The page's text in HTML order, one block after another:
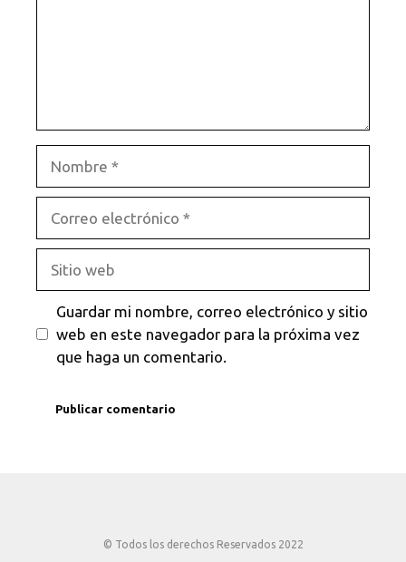
electrónico
web
Guardar mi nombre, correo electrónico y sitio
web en este navegador para la próxima vez
que haga un comentario.
© Todos los derechos Reservados 2022